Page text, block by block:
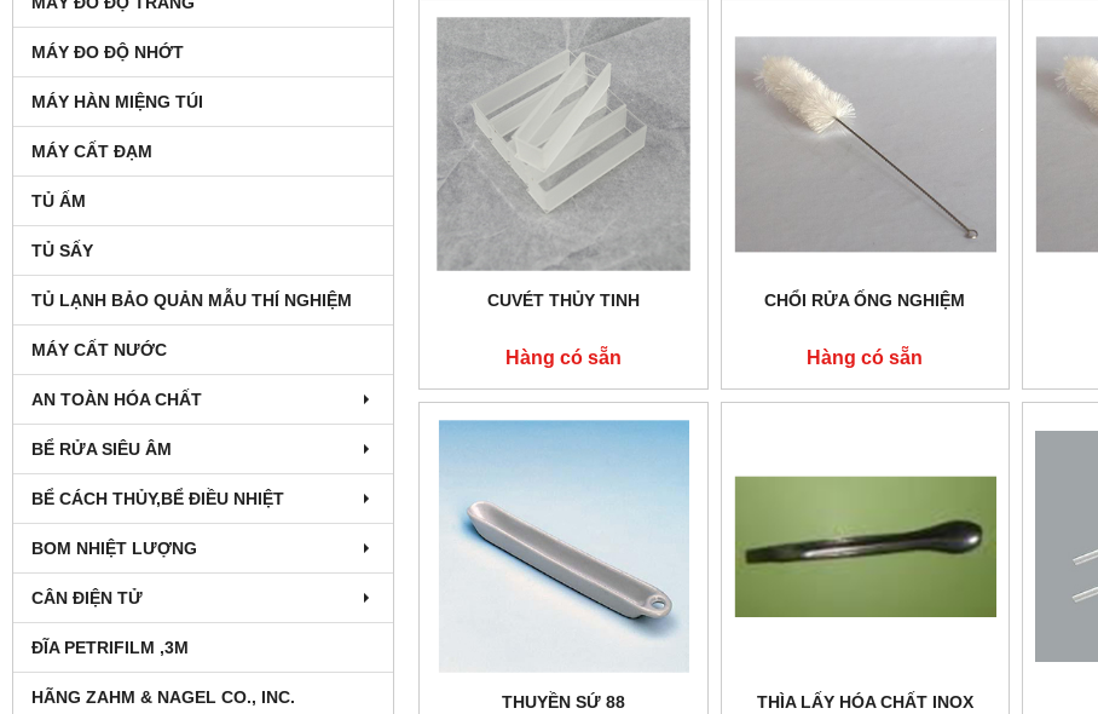
MÁY ĐO ĐỘ NHỚT
MÁY HÀN MIỆNG TÚI
MÁY CẤT ĐẠM
TỦ ẤM
TỦ SẤY
TỦ LẠNH BẢO QUẢN MẪU THÍ NGHIỆM
MÁY CẤT NƯỚC
AN TOÀN HÓA CHẤT
BỂ RỬA SIÊU ÂM
BỂ CÁCH THỦY,BỂ ĐIỀU NHIỆT
BOM NHIỆT LƯỢNG
CÂN ĐIỆN TỬ
ĐĨA PETRIFILM ,3M
HÃNG ZAHM & NAGEL CO., INC.
CUVÉT THỦY TINH
Hàng có sẵn
CHỔI RỬA ỐNG NGHIỆM
Hàng có sẵn
THUYỀN SỨ 88 THÌA LẤY HÓA CHẤT INOX